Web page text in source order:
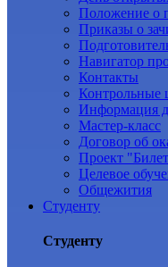
Положение о
Приказы о
Навигатор
Контакты
Контрольные
Информация
Мастер-класс
Договор об
Проект
Целевое
Общежития
Студенту
Студенту